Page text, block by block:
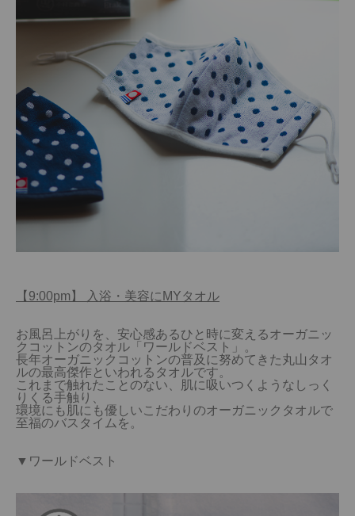
【9:00pm】 入浴・美容にMYタオル
お風呂上がりを、安心感あるひと時に変えるオーガニッ
クコットンのタオル「ワールドベスト」。
長年オーガニックコットンの普及に努めてきた丸山タオ
ルの最高傑作といわれるタオルです。
これまで触れたことのない、肌に吸いつくようなしっく
りくる手触り、
環境にも肌にも優しいこだわりのオーガニックタオルで
至福のバスタイムを。
▼ワールドベスト